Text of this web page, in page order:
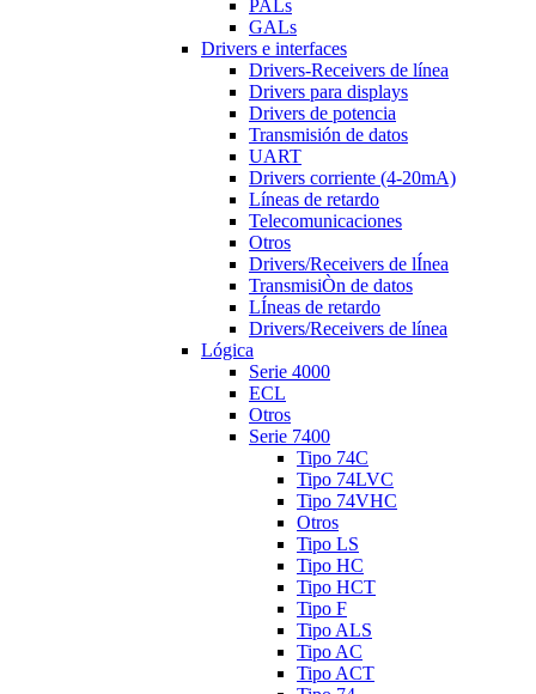
PALs
GALs
Drivers e interfaces
Drivers-Receivers de línea
Drivers para displays
Drivers de potencia
Transmisión de datos
UART
Drivers corriente (4-20mA)
Líneas de retardo
Telecomunicaciones
Otros
Drivers/Receivers de lÍnea
TransmisiÒn de datos
LÍneas de retardo
Drivers/Receivers de línea
Lógica
Serie 4000
ECL
Otros
Serie 7400
Tipo 74C
Tipo 74LVC
Tipo 74VHC
Otros
Tipo LS
Tipo HC
Tipo HCT
Tipo F
Tipo ALS
Tipo AC
Tipo ACT